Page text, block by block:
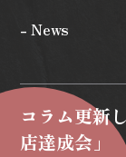
- News
コラム更新
店達成会」